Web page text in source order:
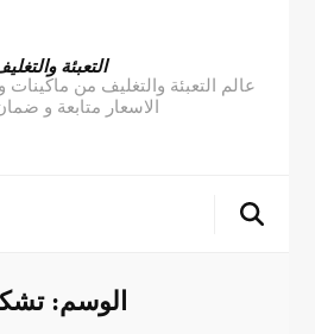
التعبئة
عالم التعبئة والتغليف من
الاسعار متابعة و
الوسم: